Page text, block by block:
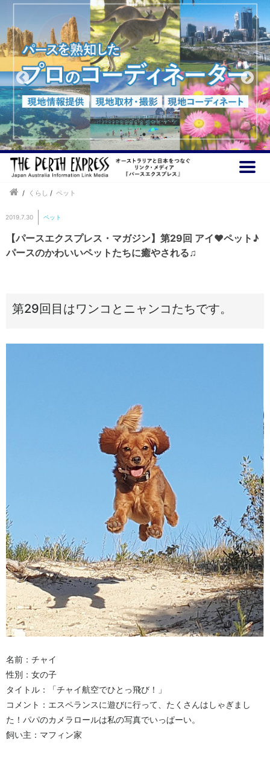
/ くらし / ペット
2019.7.30 ペット
【パースエクスプレス・マガジン】第29回 アイ♥ペット♪
パースのかわいいペットたちに癒やされる♫
第29回目はワンコとニャンコたちです。
名前：チャイ
性別：女の子
タイトル：「チャイ航空でひとっ飛び！」
コメント：エスペランスに遊びに行って、たくさんはしゃぎまし
た！パパのカメラロールは私の写真でいっぱーい。
飼い主：マフィン家